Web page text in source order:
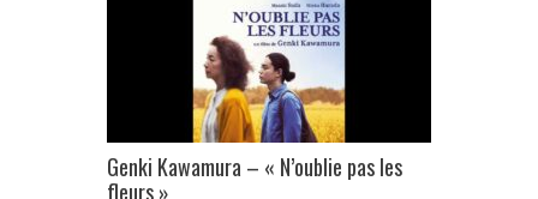
Genki Kawamura – « N’oublie pas les
fleurs »